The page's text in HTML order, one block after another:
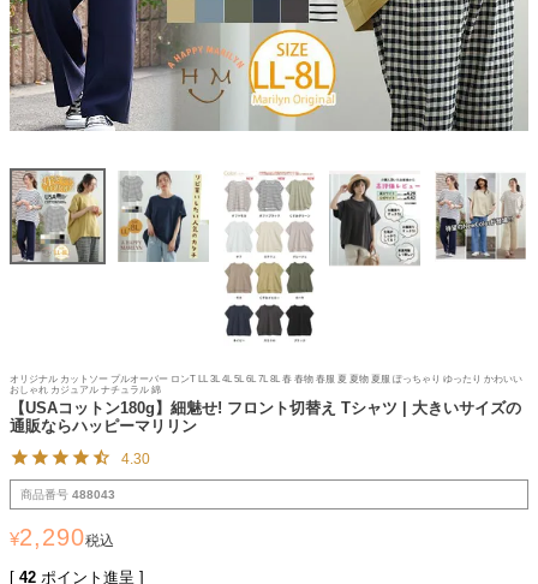
オリジナル カットソー プルオーバー ロンT LL 3L 4L 5L 6L 7L 8L 春 春物 春服 夏 夏物 夏服 ぽっちゃり ゆったり かわいい
おしゃれ カジュアル ナチュラル 綿
【USAコットン180g】細魅せ! フロント切替え Tシャツ | 大きいサイズの
通販ならハッピーマリリン
4.30
商品番号 488043
¥2,290税込
[ 42 ポイント進呈 ]